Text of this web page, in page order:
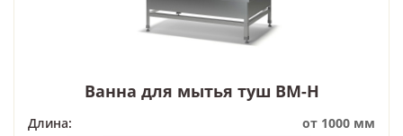
Ванна для мытья туш ВМ-Н
Длина:
от 1000 мм